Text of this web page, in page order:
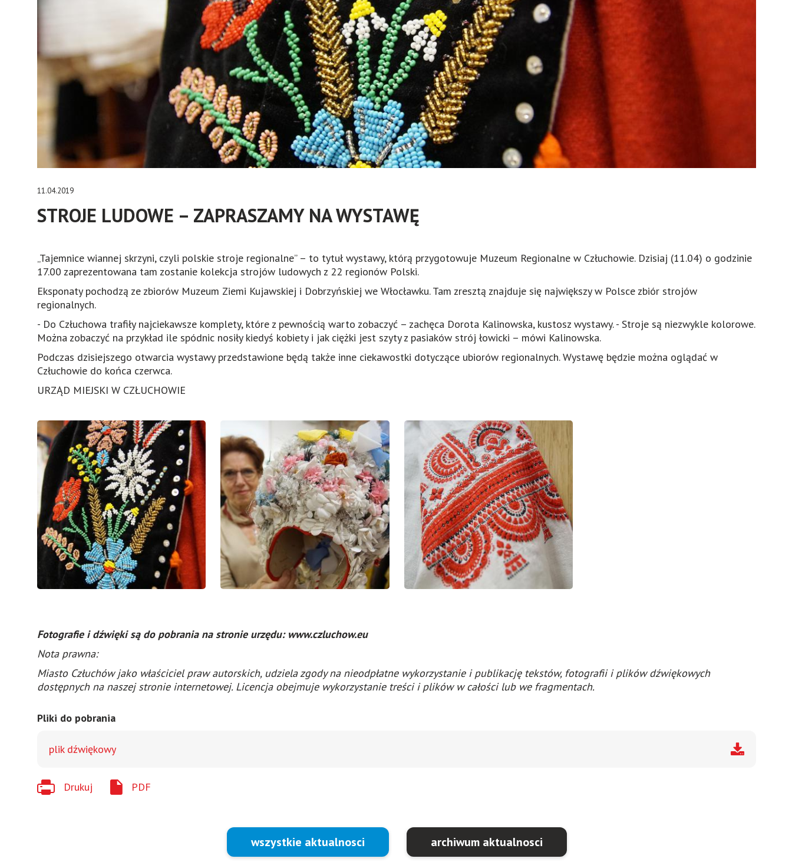
11.04.2019
STROJE LUDOWE – ZAPRASZAMY NA WYSTAWĘ
„Tajemnice wiannej skrzyni, czyli polskie stroje regionalne” – to tytuł wystawy, którą przygotowuje Muzeum Regionalne w Człuchowie. Dzisiaj (11.04) o godzinie
17.00 zaprezentowana tam zostanie kolekcja strojów ludowych z 22 regionów Polski.
Eksponaty pochodzą ze zbiorów Muzeum Ziemi Kujawskiej i Dobrzyńskiej we Włocławku. Tam zresztą znajduje się największy w Polsce zbiór strojów
regionalnych.
- Do Człuchowa trafiły najciekawsze komplety, które z pewnością warto zobaczyć – zachęca Dorota Kalinowska, kustosz wystawy. - Stroje są niezwykle kolorowe.
Można zobaczyć na przykład ile spódnic nosiły kiedyś kobiety i jak ciężki jest szyty z pasiaków strój łowicki – mówi Kalinowska.
Podczas dzisiejszego otwarcia wystawy przedstawione będą także inne ciekawostki dotyczące ubiorów regionalnych. Wystawę będzie można oglądać w
Człuchowie do końca czerwca.
URZĄD MIEJSKI W CZŁUCHOWIE
Fotografie i dźwięki są do pobrania na stronie urzędu: www.czluchow.eu
Nota prawna:
Miasto Człuchów jako właściciel praw autorskich, udziela zgody na nieodpłatne wykorzystanie i publikację tekstów, fotografii i plików dźwiękowych
dostępnych na naszej stronie internetowej. Licencja obejmuje wykorzystanie treści i plików w całości lub we fragmentach.
Pliki do pobrania
plik dźwiękowy
Drukuj PDF
wszystkie aktualnosci archiwum aktualnosci